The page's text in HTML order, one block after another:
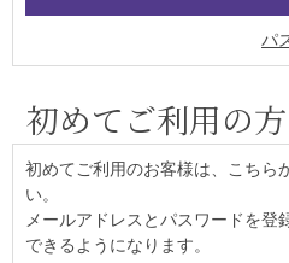
パ
初めてご利用の
初めてご利用のお客様は、こちら
い。
メールアドレスとパスワードを登
できるようになります。